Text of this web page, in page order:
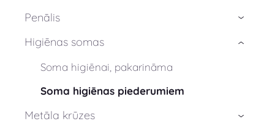
Penālis
›
Higiēnas somas
Soma higiēnai, pakarināma
Soma higiēnas piederumiem
›
Metāla krūzes ›